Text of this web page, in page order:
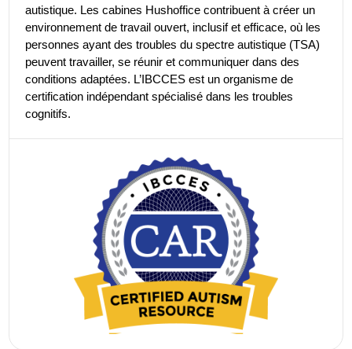
autistique. Les cabines Hushoffice contribuent à créer un
environnement de travail ouvert, inclusif et efficace, où les
personnes ayant des troubles du spectre autistique (TSA)
peuvent travailler, se réunir et communiquer dans des
conditions adaptées. L’IBCCES est un organisme de
certification indépendant spécialisé dans les troubles
cognitifs.